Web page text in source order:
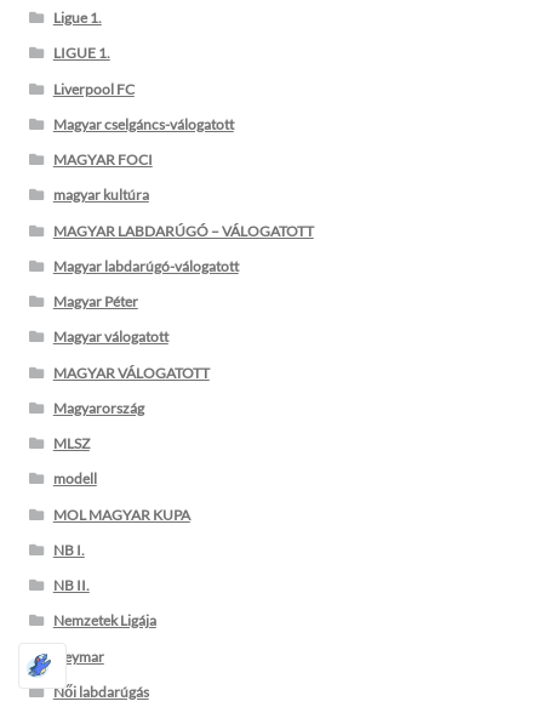
Ligue 1.
LIGUE 1.
Liverpool FC
Magyar cselgáncs-válogatott
MAGYAR FOCI
magyar kultúra
MAGYAR LABDARÚGÓ – VÁLOGATOTT
Magyar labdarúgó-válogatott
Magyar Péter
Magyar válogatott
MAGYAR VÁLOGATOTT
Magyarország
MLSZ
modell
MOL MAGYAR KUPA
NB I.
NB II.
Nemzetek Ligája
Neymar
Női labdarúgás